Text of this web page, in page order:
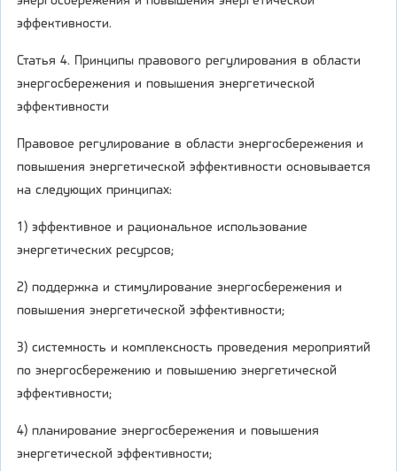
эффективности.
Статья 4. Принципы правового регулирования в области
энергосбережения и повышения энергетической
эффективности
Правовое регулирование в области энергосбережения и
повышения энергетической эффективности основывается
на следующих принципах:
1) эффективное и рациональное использование
энергетических ресурсов;
2) поддержка и стимулирование энергосбережения и
повышения энергетической эффективности;
3) системность и комплексность проведения мероприятий
по энергосбережению и повышению энергетической
эффективности;
4) планирование энергосбережения и повышения
энергетической эффективности;